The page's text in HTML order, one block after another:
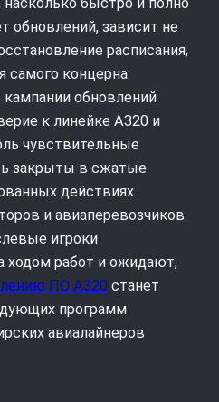
обновлений, зависит не
расписания,
самого концерна.
обновлений
к линейке A320 и
чувствительные
закрыты в сжатые
действиях
и авиаперевозчиков.
игроки
ходом работ и ожидают,
ПО A320 станет
программ
авиалайнеров